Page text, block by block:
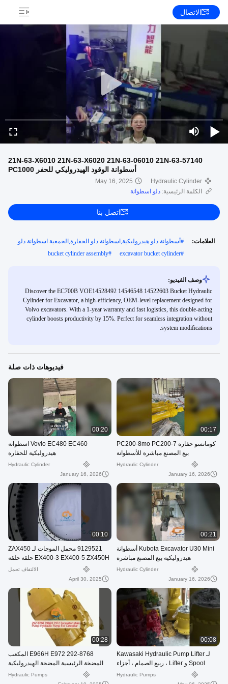
الاتصال
21N-63-X6010 21N-63-X6020 21N-63-06010 21N-63-57140
أسطوانة الوقود الهيدروليكي للحفر PC1000
Hydraulic Cylinder
May 16, 2025
الكلمة الرئيسية: دلو اسطوانة
اتصل بنا
العلامات: # أسطوانة دلو هيدروليكية,اسطوانة دلو الحفارة,الجمعية اسطوانة دلو
#
excavator bucket cylinder
#
bucket cylinder assembly
وصف الفيديو:
Discover the EC700B VOE14528492 14546548 14522603 Bucket Hydraulic
Cylinder for Excavator, a high-efficiency, OEM-level replacement designed for
Volvo excavators. With a 1-year warranty and fast logistics, this double-acting
cylinder boosts productivity by 15%. Perfect for seamless integration without
system modifications.
فيديوهات ذات صلة
00:17
كوماتسو حفارة PC200-8mo PC200-7
بيع المصنع مباشرة للأسطوانة
الهيدروليكية
Hydraulic Cylinder
January 16, 2026
00:20
Vovlo EC480 EC460 اسطوانة
هيدروليكية للحفارة
Hydraulic Cylinder
January 16, 2026
00:21
Kubota Excavator U30 Mini أسطوانة
هيدروليكية بيع المصنع مباشرة
Hydraulic Cylinder
January 16, 2026
00:10
9129521 محمل الموجات لـ ZAX450
EX400-3 EX400-5 ZX450H حلقة حلقة
حلقة الحفر
الالتفاف تحمل
April 30, 2025
00:08
لـ Kawasaki Hydraulic Pump Lifter
Spool و Lifter ، ربيع الصمام ، أجزاء
احتياطية للضخة على الحفرة
Hydraulic Pumps
00:28
292-8768 E966H E972 المكعب
المضخة الرئيسية المضخة الهيدروليكية
للكاتيبيلر
Hydraulic Pumps